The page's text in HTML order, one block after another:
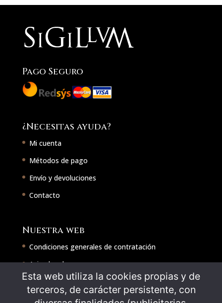
Pago Seguro
¿Necesitas ayuda?
Mi cuenta
Métodos de pago
Envío y devoluciones
Contacto
Nuestra web
Condiciones generales de contratación
Aviso legal
Política de cookies
Política de privacidad
Esta web utiliza la cookies propias y de
terceros, de carácter persistente, con